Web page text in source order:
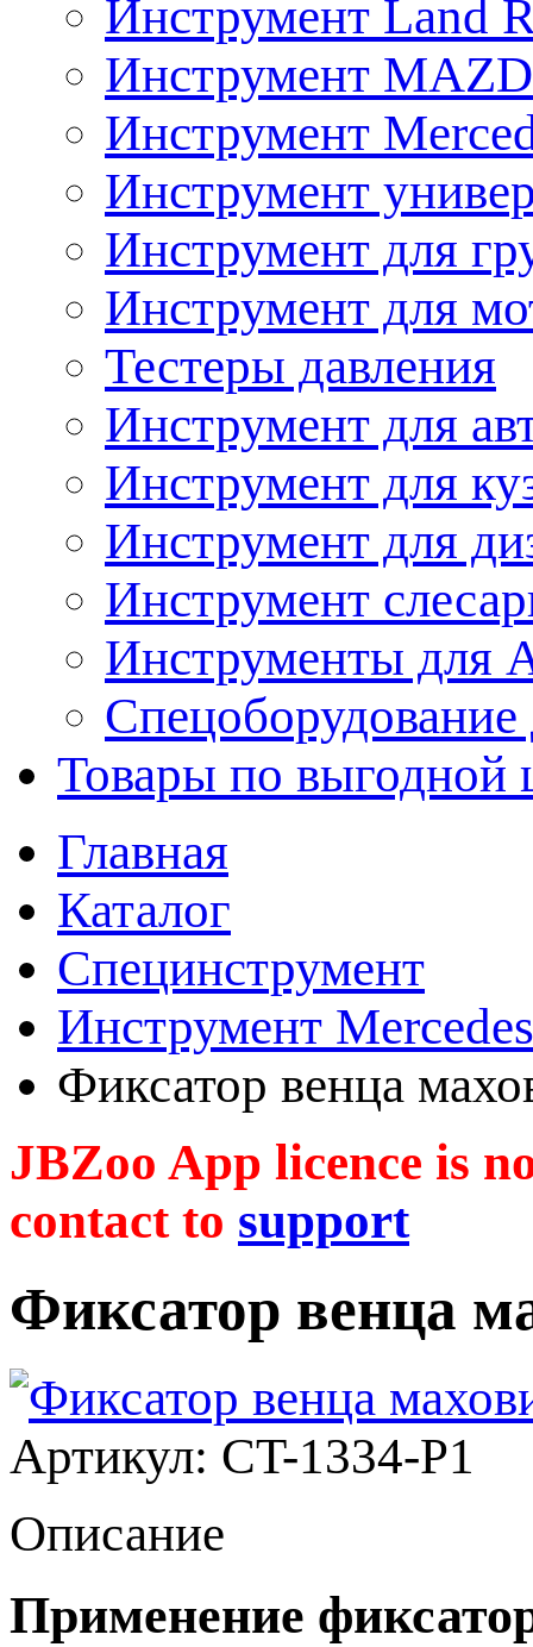
Инструмент Land
Инструмент
Инструмент
Инструмент
Инструмент для
Инструмент для
Тестеры давления
Инструмент для
Инструмент для
Инструмент для
Инструмент
Инструменты
Спецоборудование
Товары по выгодной
Главная
Каталог
Специнструмент
Инструмент
Фиксатор венца
JBZoo App licence is
contact to support
Фиксатор венца
Артикул: CT-1334-P1
Описание
Применение